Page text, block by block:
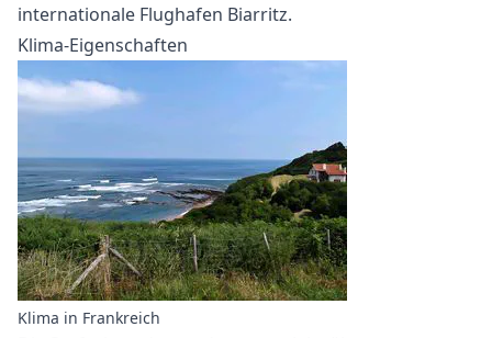
internationale Flughafen Biarritz.
Klima-Eigenschaften
Klima in Frankreich